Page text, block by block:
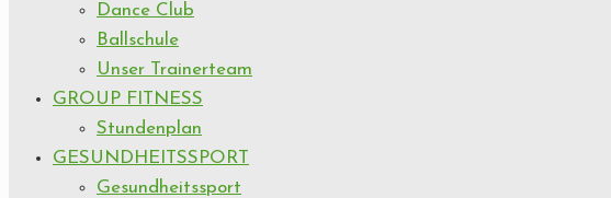
Dance Club
Ballschule
Unser Trainerteam
GROUP FITNESS
Stundenplan
GESUNDHEITSSPORT
Gesundheitssport